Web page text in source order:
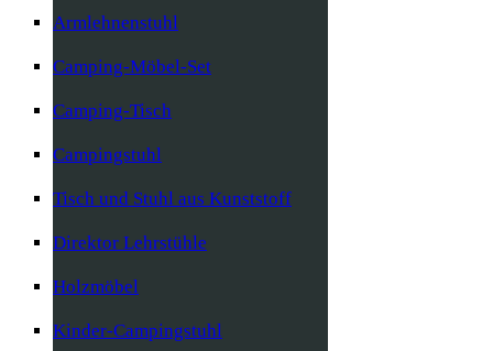
Armlehnenstuhl
Camping-Möbel-Set
Camping-Tisch
Campingstuhl
Tisch und Stuhl aus Kunststoff
Direktor Lehrstühle
Holzmöbel
Kinder-Campingstuhl